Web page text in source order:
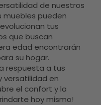
de nuestros
muebles pueden
tus
que buscan
edad encontrarán
su hogar.
respuesta a tus
versatilidad en
el confort y la
hoy mismo!